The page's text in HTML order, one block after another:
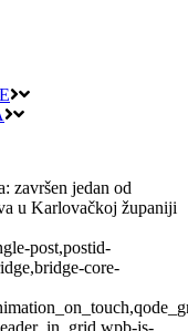
završen jedan od
u Karlovačkoj županiji
post,postid-
core-
js-